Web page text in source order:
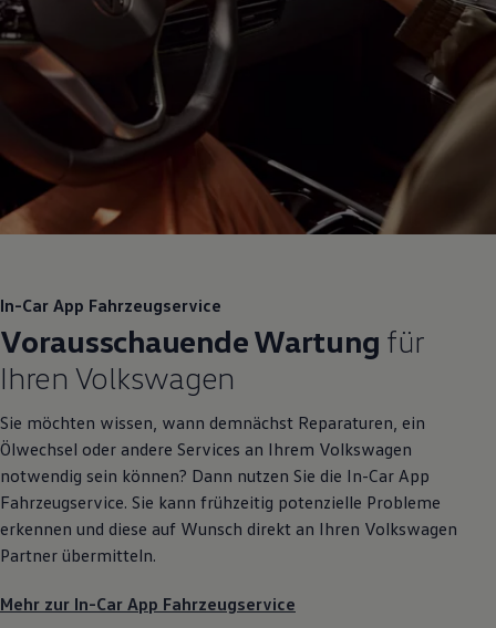
In-Car App Fahrzeugservice
Vorausschauende Wartung für
Ihren Volkswagen
Sie möchten wissen, wann demnächst Reparaturen, ein
Ölwechsel oder andere Services an Ihrem Volkswagen
notwendig sein können? Dann nutzen Sie die In-Car App
Fahrzeugservice. Sie kann frühzeitig potenzielle Probleme
erkennen und diese auf Wunsch direkt an Ihren Volkswagen
Partner übermitteln.
Mehr zur In-Car App Fahrzeugservice